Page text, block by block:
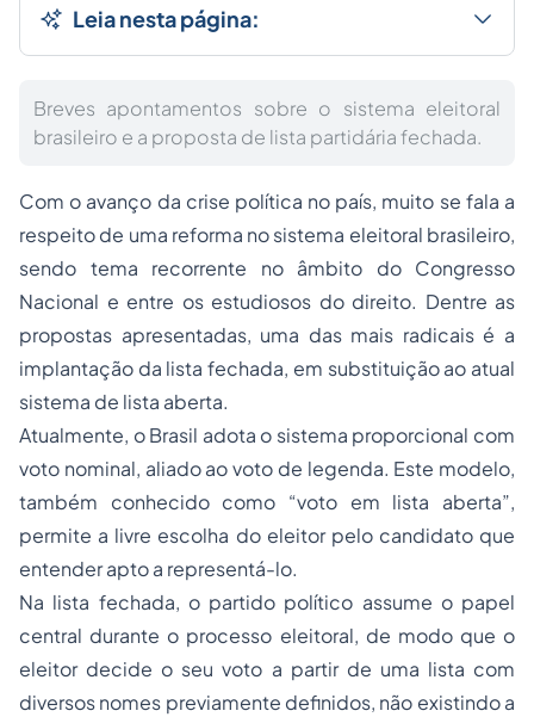
Leia nesta página:
Breves apontamentos sobre o sistema eleitoral
brasileiro e a proposta de lista partidária fechada.
Com o avanço da crise política no país, muito se fala a
respeito de uma reforma no sistema eleitoral brasileiro,
sendo tema recorrente no âmbito do Congresso
Nacional e entre os estudiosos do direito. Dentre as
propostas apresentadas, uma das mais radicais é a
implantação da lista fechada, em substituição ao atual
sistema de lista aberta.
Atualmente, o Brasil adota o sistema proporcional com
voto nominal, aliado ao voto de legenda. Este modelo,
também conhecido como “voto em lista aberta”,
permite a livre escolha do eleitor pelo candidato que
entender apto a representá-lo.
Na lista fechada, o partido político assume o papel
central durante o processo eleitoral, de modo que o
eleitor decide o seu voto a partir de uma lista com
diversos nomes previamente definidos, não existindo a